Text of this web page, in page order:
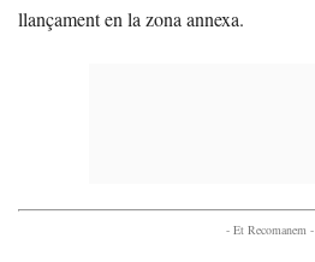
llançament en la zona annexa.
- Et Recomanem -